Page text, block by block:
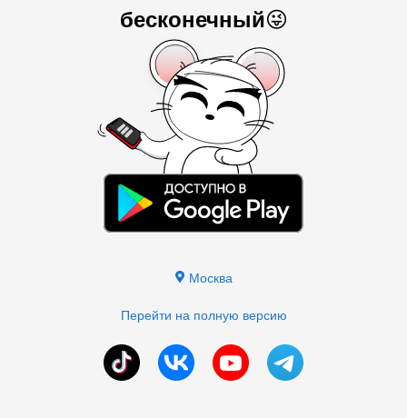
бесконечный😜
Москва
Перейти на полную версию